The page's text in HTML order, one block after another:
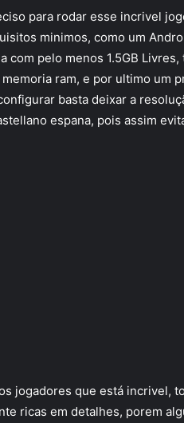
para rodar esse incrivel
minimos, como um
com pelo menos 1.5GB
ram, e por ultimo um
basta deixar a
espana, pois assim
jogadores que está incrivel,
ricas em detalhes, porem